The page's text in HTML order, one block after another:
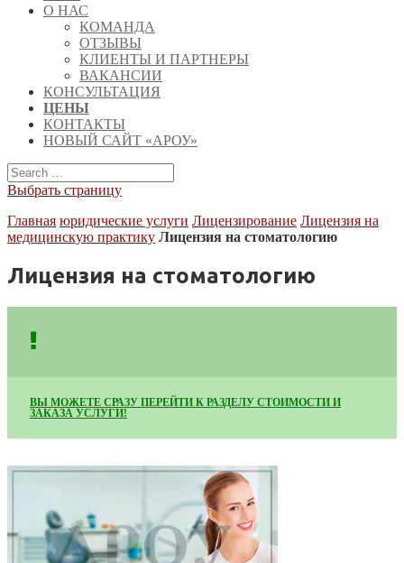
О НАС
КОМАНДА
ОТЗЫВЫ
КЛИЕНТЫ И ПАРТНЕРЫ
ВАКАНСИИ
КОНСУЛЬТАЦИЯ
ЦЕНЫ
КОНТАКТЫ
НОВЫЙ САЙТ «АРОУ»
Выбрать страницу
Главная юридические услуги Лицензирование Лицензия на
медицинскую практику Лицензия на стоматологию
Лицензия на стоматологию
ВЫ МОЖЕТЕ СРАЗУ ПЕРЕЙТИ К РАЗДЕЛУ СТОИМОСТИ И
ЗАКАЗА УСЛУГИ!